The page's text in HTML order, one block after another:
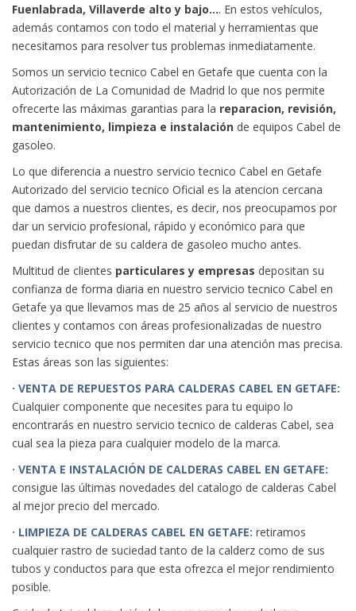
Fuenlabrada, Villaverde alto y bajo…. En estos vehículos,
además contamos con todo el material y herramientas que
necesitamos para resolver tus problemas inmediatamente.
Somos un servicio tecnico Cabel en Getafe que cuenta con la
Autorización de La Comunidad de Madrid lo que nos permite
ofrecerte las máximas garantias para la reparacion, revisión,
mantenimiento, limpieza e instalación de equipos Cabel de
gasoleo.
Lo que diferencia a nuestro servicio tecnico Cabel en Getafe
Autorizado del servicio tecnico Oficial es la atencion cercana
que damos a nuestros clientes, es decir, nos preocupamos por
dar un servicio profesional, rápido y económico para que
puedan disfrutar de su caldera de gasoleo mucho antes.
Multitud de clientes particulares y empresas depositan su
confianza de forma diaria en nuestro servicio tecnico Cabel en
Getafe ya que llevamos mas de 25 años al servicio de nuestros
clientes y contamos con áreas profesionalizadas de nuestro
servicio tecnico que nos permiten dar una atención mas precisa.
Estas áreas son las siguientes:
· VENTA DE REPUESTOS PARA CALDERAS CABEL EN GETAFE:
Cualquier componente que necesites para tu equipo lo
encontrarás en nuestro servicio tecnico de calderas Cabel, sea
cual sea la pieza para cualquier modelo de la marca.
· VENTA E INSTALACIÓN DE CALDERAS CABEL EN GETAFE:
consigue las últimas novedades del catalogo de calderas Cabel
al mejor precio del mercado.
· LIMPIEZA DE CALDERAS CABEL EN GETAFE: retiramos
cualquier rastro de suciedad tanto de la calderz como de sus
tubos y conductos para que esta ofrezca el mejor rendimiento
posible.